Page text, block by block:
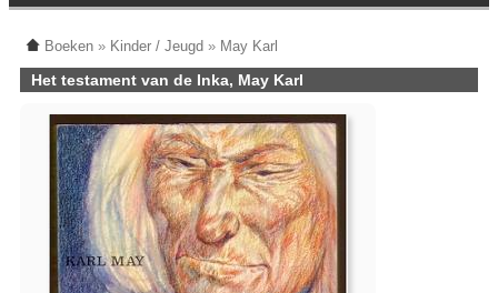
Boeken » Kinder / Jeugd » May Karl
Het testament van de Inka, May Karl